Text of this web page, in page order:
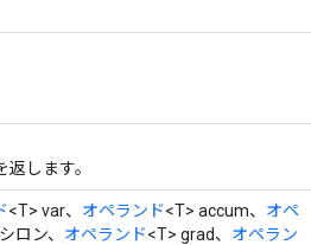
します。
<T> var、 オペランド<T> accum、 オペ
ロン、 オペランド<T> grad、 オペラン